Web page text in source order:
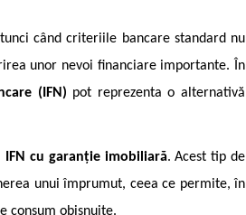
când criteriile bancare standard nu
unor nevoi financiare importante. În
(IFN) pot reprezenta o alternativă
IFN cu garanție imobiliară. Acest tip de
unui împrumut, ceea ce permite, în
consum obișnuite.